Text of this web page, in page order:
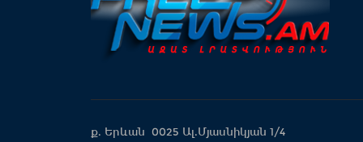
ք. Երևան 0025 Ալ.Մյասնիկյան 1/4